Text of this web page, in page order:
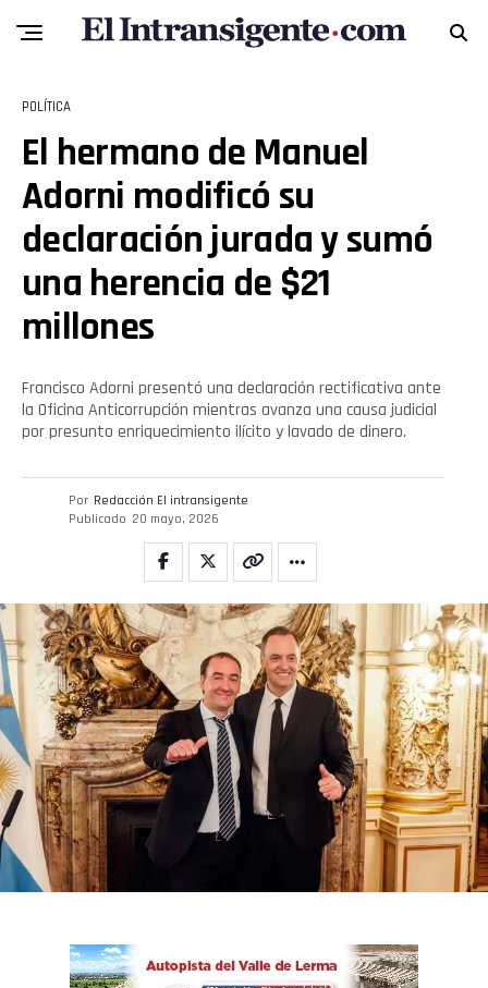
POLÍTICA
El hermano de Manuel
Adorni modificó su
declaración jurada y sumó
una herencia de $21
millones
Francisco Adorni presentó una declaración rectificativa ante
la Oficina Anticorrupción mientras avanza una causa judicial
por presunto enriquecimiento ilícito y lavado de dinero.
Por Redacción El intransigente
Publicado 20 mayo, 2026
Reddit
Pinterest
Whatsapp
Email